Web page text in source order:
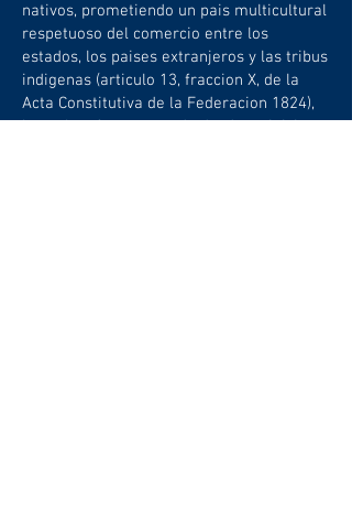
nativos, prometiendo un pais multicultural
respetuoso del comercio entre los
estados, los paises extranjeros y las tribus
indigenas (articulo 13, fraccion X, de la
Acta Constitutiva de la Federacion 1824),
lo cual no fue respetado desde su inicio y